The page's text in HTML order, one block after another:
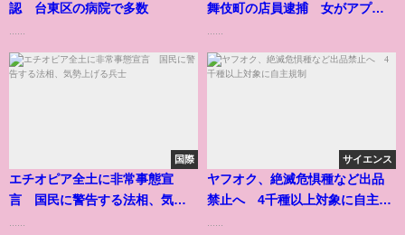
認 台東区の病院で多数
舞伎町の店員逮捕 女がアプリ
国際
エチオピア全土に非常事態宣
言 国民に警告する法相、気勢
サイエンス
ヤフオク、絶滅危惧種など出品
禁止へ 4千種以上対象に自主規